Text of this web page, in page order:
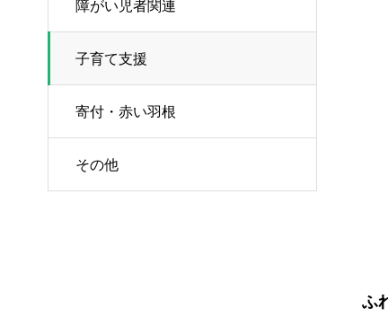
障がい児者関連
子育て支援
寄付・赤い羽根
その他
ふ